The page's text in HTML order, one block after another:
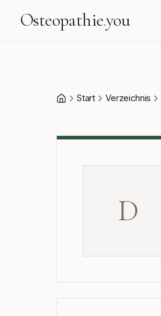
Osteopathie.you
Start Start Verzeichnis
D